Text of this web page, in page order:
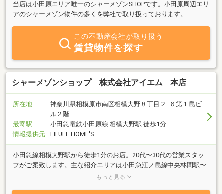
当店は小田原エリア唯一のシャーメゾンSHOPです。小田原周辺エリ
アのシャーメゾン物件の多くを弊社で取り扱っております。
この不動産会社が取り扱う
賃貸物件を探す
シャーメゾンショップ 株式会社アイエム 本店
所在地
神奈川県相模原市南区相模大野８丁目２−６第１島ビ
ル２階
最寄駅
小田急電鉄小田原線 相模大野駅 徒歩1分
情報提供元
LIFULL HOME'S
小田急線相模大野駅から徒歩1分のお店。20代〜30代の営業スタッ
フがご案致します。主な紹介エリアは小田急江ノ島線中央林間駅〜
町田駅、小田急小田原線相武台前駅〜町田駅まで取扱いございま
もっと見る